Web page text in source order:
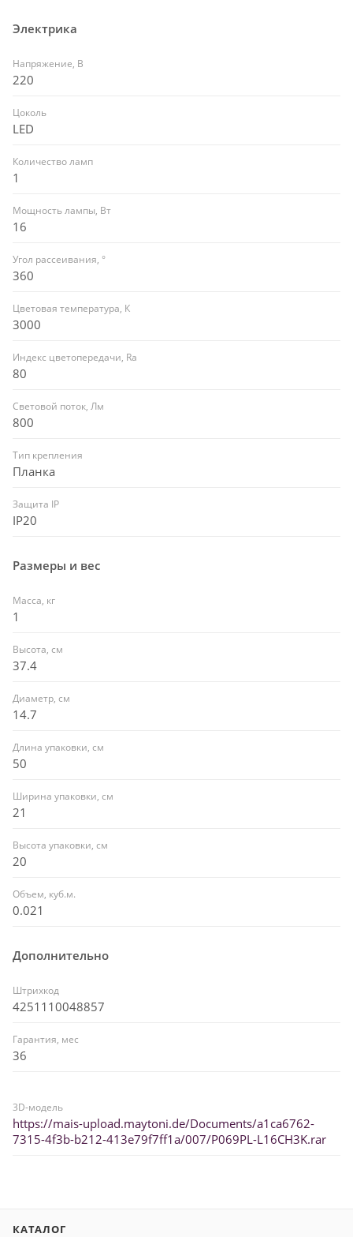
Электрика
Напряжение, В
220
Цоколь
LED
Количество ламп
1
Мощность лампы, Вт
16
Угол рассеивания, °
360
Цветовая температура, К
3000
Индекс цветопередачи, Ra
80
Световой поток, Лм
800
Тип крепления
Планка
Защита IP
IP20
Размеры и вес
Масса, кг
1
Высота, см
37.4
Диаметр, см
14.7
Длина упаковки, см
50
Ширина упаковки, см
21
Высота упаковки, см
20
Объем, куб.м.
0.021
Дополнительно
Штрихкод
4251110048857
Гарантия, мес
36
3D-модель
https://mais-upload.maytoni.de/Documents/a1ca6762-
7315-4f3b-b212-413e79f7ff1a/007/P069PL-L16CH3K.rar
КАТАЛОГ